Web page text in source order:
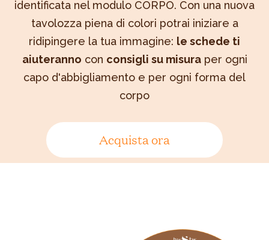
identificata nel modulo CORPO. Con una nuova
tavolozza piena di colori potrai iniziare a
ridipingere la tua immagine: le schede ti
aiuteranno con consigli su misuraper ogni
capo d'abbigliamento e per ogni forma del
corpo
Acquista ora